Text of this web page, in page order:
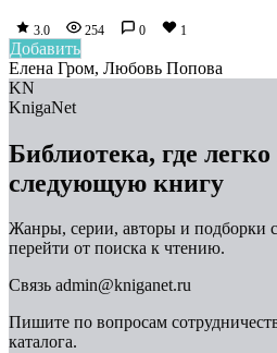
3.0 254 0 1
Добавить
Елена Гром, Любовь Попова
KN
KnigaNet
Библиотека, где
следующую книгу
Жанры, серии, авторы и подборки
перейти от поиска к чтению.
Связь admin@kniganet.ru
Пишите по вопросам
каталога.